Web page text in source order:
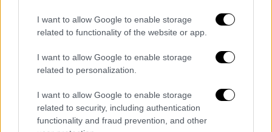
I want to allow Google to enable storage
related to functionality of the website or app.
I want to allow Google to enable storage
related to personalization.
I want to allow Google to enable storage
related to security, including authentication
functionality and fraud prevention, and other
Τα σχολιά σας δημοσιεύονται άμεσα με δική σας ευθύνη. Το
διαγράφονται